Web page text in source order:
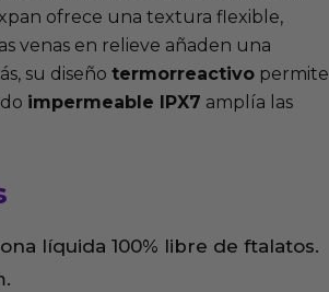
ofrece una textura flexible,
venas en relieve añaden una
su diseño termorreactivo permite
impermeable IPX7 amplía las
líquida 100% libre de ftalatos.